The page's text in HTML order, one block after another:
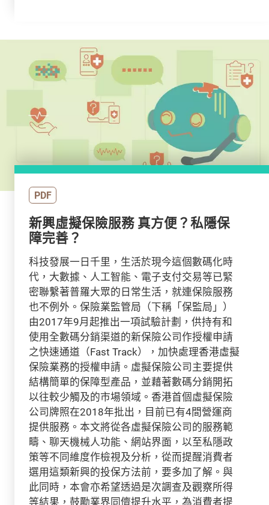
PDF
新興虛擬保險服務 真方便？私隱保
障完善？
科技發展一日千里，生活於現今這個數碼化時
代，大數據、人工智能、電子支付交易等已緊
密聯繫著普羅大眾的日常生活，就連保險服務
也不例外。保險業監管局（下稱「保監局」）
由2017年9月起推出一項試驗計劃，供持有和
使用全數碼分銷渠道的新保險公司作授權申請
之快速通道（Fast Track），加快處理香港虛擬
保險業務的授權申請。虛擬保險公司主要提供
結構簡單的保障型產品，並藉著數碼分銷開拓
以往較少觸及的市場領域。香港首個虛擬保險
公司牌照在2018年批出，目前已有4間營運商
提供服務。本文將從各虛擬保險公司的服務範
疇、聊天機械人功能、網站界面，以至私隱政
策等不同維度作檢視及分析，從而提醒消費者
選用這類新興的投保方法前，要多加了解。與
此同時，本會亦希望透過是次調查及觀察所得
等結果，鼓勵業界同儕提升水平，為消費者提